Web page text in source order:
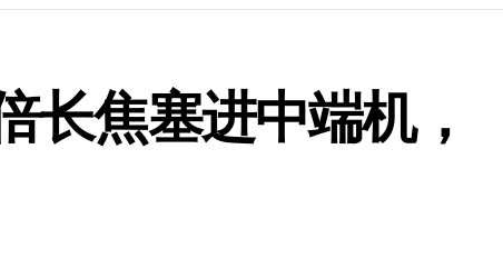
、网络瘫了，微软这次真急了
“垂帘听政”？
配？闪迪这波操作太狠了
技术给了AI
长焦塞进中端机，